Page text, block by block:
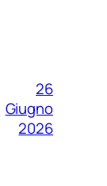
26
Giugno
2026